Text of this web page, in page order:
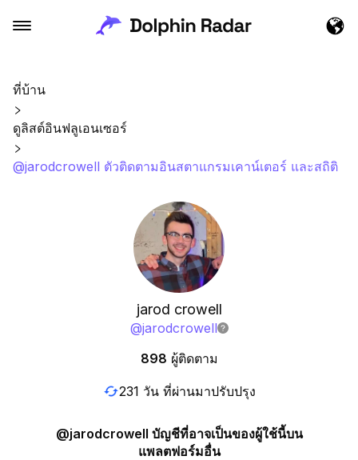
ที่บ้าน
ดูลิสต์อินฟลูเอนเซอร์
@jarodcrowell ตัวติดตามอินสตาแกรมเคาน์เตอร์ และสถิติ
jarod crowell
@jarodcrowell
898 ผู้ติดตาม
231 วัน ที่ผ่านมาปรับปรุง
@jarodcrowell บัญชีที่อาจเป็นของผู้ใช้นี้บน
แพลตฟอร์มอื่น